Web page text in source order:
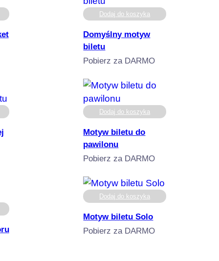
Dodaj do koszyka
Domyślny motyw
biletu
Pobierz za DARMO
Dodaj do koszyka
Motyw biletu do
pawilonu
Pobierz za DARMO
Dodaj do koszyka
Motyw biletu Solo
Pobierz za DARMO